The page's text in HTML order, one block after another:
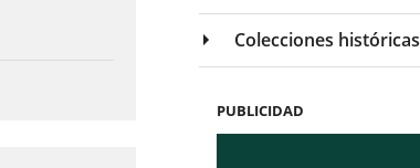
Colecciones históricas
PUBLICIDAD